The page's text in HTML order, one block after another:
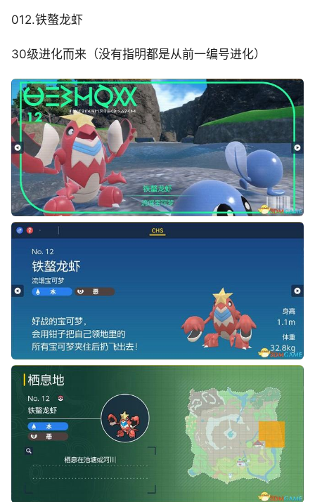
012.铁螯龙虾
30级进化而来（没有指明都是从前一编号进化）